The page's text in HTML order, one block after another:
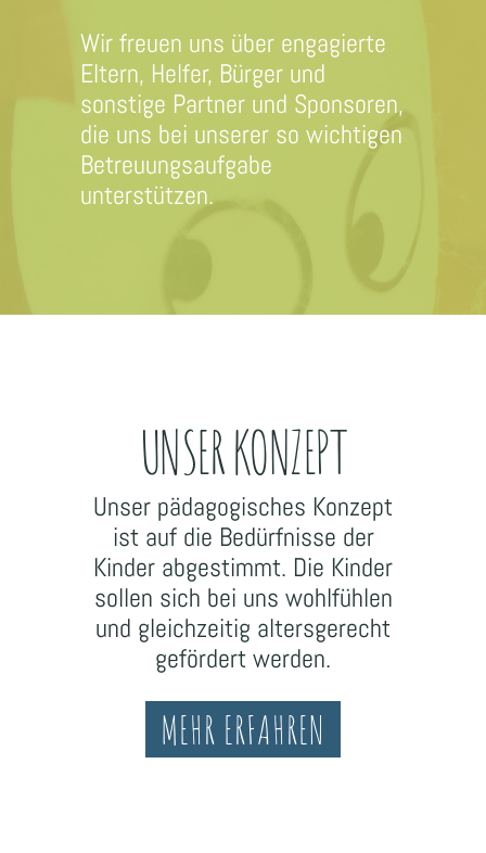
Wir freuen uns über engagierte
Eltern, Helfer, Bürger und
sonstige Partner und Sponsoren,
die uns bei unserer so wichtigen
Betreuungsaufgabe
unterstützen.
UNSER KONZEPT
Unser pädagogisches Konzept
ist auf die Bedürfnisse der
Kinder abgestimmt. Die Kinder
sollen sich bei uns wohlfühlen
und gleichzeitig altersgerecht
gefördert werden.
MEHR ERFAHREN